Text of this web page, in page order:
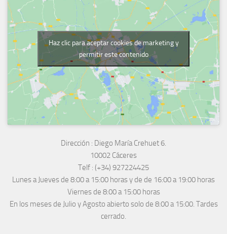
Haz clic para aceptar cookies de marketing y
permitir este contenido
Dirección : Diego María Crehuet 6.
10002 Cáceres
Telf : (+34) 927224425
Lunes a Jueves de 8:00 a 15:00 horas y de de 16:00 a 19:00 horas
Viernes de 8:00 a 15:00 horas
En los meses de Julio y Agosto abierto solo de 8:00 a 15:00. Tardes
cerrado.